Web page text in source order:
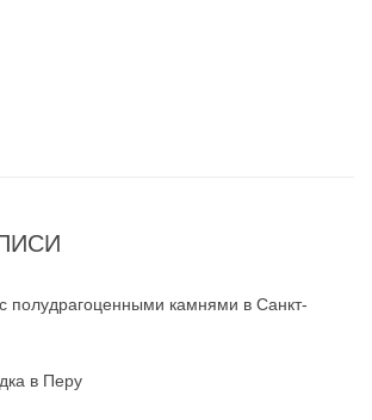
полудрагоценными камнями в Санкт-
в Перу